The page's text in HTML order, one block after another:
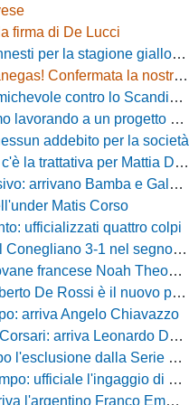
firma di De Lucci
per la stagione gialloblù
Confermata la nostra anteprima
allo stadio Strulli di Monsummano
a un progetto ambizioso»
addebito per la società
per Mattia Della Morte
arrivano Bamba e Galeota
Matis Corso
ufficializzati quattro colpi
3-1 nel segno di Gerbi e Vita
francese Noah Theodore
è il nuovo presidente biancoviola
arriva Angelo Chiavazzo
Leonardo De Franceschi
D: Salzano verso una big campana
l'ingaggio di Luca Scimia
Franco Emmanuel Boló